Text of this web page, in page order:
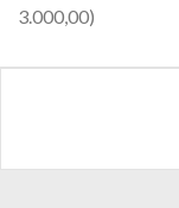
3.000,00)